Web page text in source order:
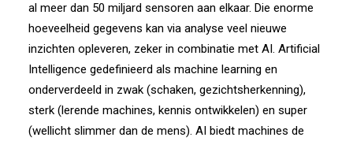
al meer dan 50 miljard sensoren aan elkaar. Die enorme
hoeveelheid gegevens kan via analyse veel nieuwe
inzichten opleveren, zeker in combinatie met AI. Artificial
Intelligence gedefinieerd als machine learning en
onderverdeeld in zwak (schaken, gezichtsherkenning),
sterk (lerende machines, kennis ontwikkelen) en super
(wellicht slimmer dan de mens). AI biedt machines de